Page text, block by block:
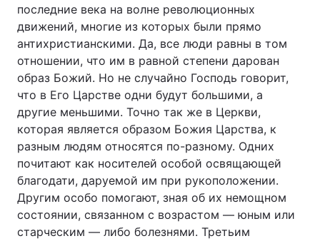
последние века на волне революционных
движений, многие из которых были прямо
антихристианскими. Да, все люди равны в том
отношении, что им в равной степени дарован
образ Божий. Но не случайно Господь говорит,
что в Его Царстве одни будут большими, а
другие меньшими. Точно так же в Церкви,
которая является образом Божия Царства, к
разным людям относятся по-разному. Одних
почитают как носителей особой освящающей
благодати, даруемой им при рукоположении.
Другим особо помогают, зная об их немощном
состоянии, связанном с возрастом — юным или
старческим — либо болезнями. Третьим